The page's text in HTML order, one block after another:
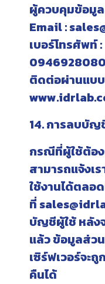
ผู้ควบคุมข้อมู
Email :
เบอร์โทรศัพท์ :
ติดต่อผ่านแบ
14. การลบบัญ
กรณีที่ผู้ใช้ต้อ
สามารถแจ้งเ
ใช้งานได้ตลอ
ที่
บัญชีผู้ใช้ หลัง
แล้ว ข้อมูลส่ว
เซิร์ฟเวอร์จะ
คืนได้